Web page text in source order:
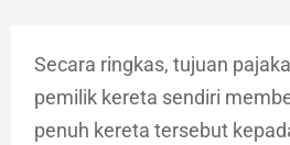
Secara ringkas, tujuan
pemilik kereta sendiri
penuh kereta tersebut